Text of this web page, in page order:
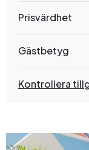
Prisvärdhet
Gästbetyg
Kontrollera